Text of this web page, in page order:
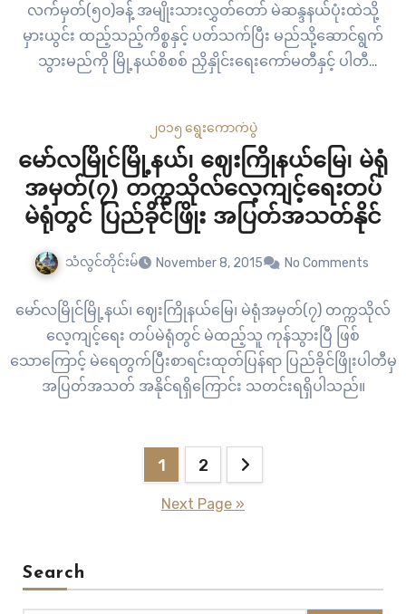
လက်မှတ်(၅၀)ခန့် အမျိုးသားလွှတ်တော် မဲဆန္ဒနယ်ပုံးထဲသို့
မှားယွင်း ထည့်သည့်ကိစ္စနှင့် ပတ်သက်ပြီး မည်သို့ဆောင်ရွက်
သွားမည်ကို မြို့နယ်စိစစ် ညှိနှိုင်းရေးကော်မတီနှင့် ပါတီ
၂၀၁၅ ရွေးကောက်ပွဲ
မော်လမြိုင်မြို့နယ်၊ ဈေးကြိုနယ်မြေ၊ မဲရုံ
အမှတ်(၇) တက္ကသိုလ်လေ့ကျင့်ရေးတပ်
မဲရုံတွင် ပြည်ခိုင်ဖြိုး အပြတ်အသတ်နိုင်
သံလွင်တိုင်းမ် November 8, 2015 No Comments
မော်လမြိုင်မြို့နယ်၊ ဈေးကြိုနယ်မြေ၊ မဲရုံအမှတ်(၇) တက္ကသိုလ်
လေ့ကျင့်ရေး တပ်မဲရုံတွင် မဲထည့်သူ ကုန်သွားပြီ ဖြစ်
သောကြောင့် မဲရေတွက်ပြီးစာရင်းထုတ်ပြန်ရာ ပြည်ခိုင်ဖြိုးပါတီမှ
အပြတ်အသတ် အနိုင်ရရှိကြောင်း သတင်းရရှိပါသည်။
1 2
Next Page »
Search